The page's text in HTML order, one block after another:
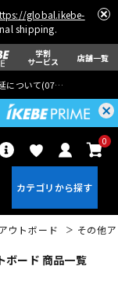
global.ikebe-
shipping.
学割
サービス 店舗一覧
について(07月29日
0
アウトボード その他
ボード 商品一覧